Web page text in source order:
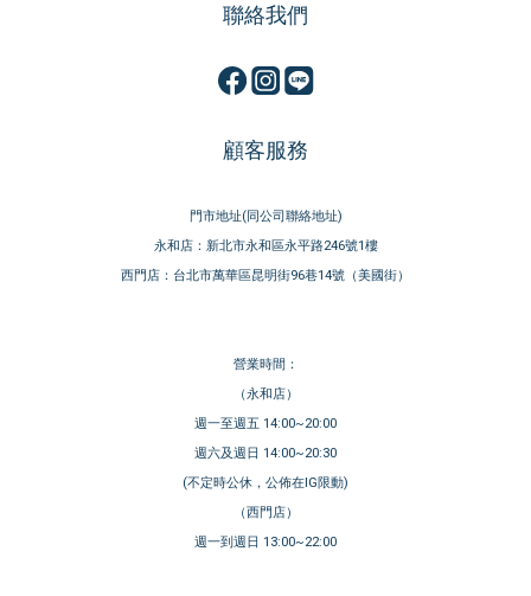
聯絡我們
顧客服務
門市地址(同公司聯絡地址)
永和店：新北市永和區永平路246號1樓
西門店：台北市萬華區昆明街96巷14號（美國街）
營業時間：
（永和店）
週一至週五 14:00~20:00
週六及週日 14:00~20:30
(不定時公休，公佈在IG限動)
（西門店）
週一到週日 13:00~22:00